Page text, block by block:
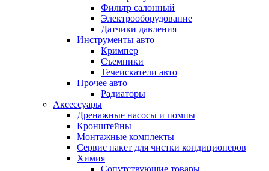
Фильтр салонный
Электрооборудование
Датчики давления
Инструменты авто
Кримпер
Съемники
Течеискатели авто
Прочее авто
Радиаторы
Аксессуары
Дренажные насосы и помпы
Кронштейны
Монтажные комплекты
Сервис пакет для чистки кондиционеров
Химия
Сопутствующие товары